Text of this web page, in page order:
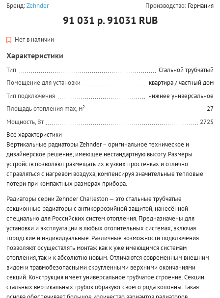
Бренд:Zehnder Производство: Германия
91 031 р. 91031 RUB
Нет в наличии
Характеристики
Тип
Стальной трубчатый
Помещение для установки
квартира / частный дом
Тип подключения
нижнее универсальное
Площадь отопления max, м²
27
Мощность, Вт
2725
Все характеристики
Вертикальные радиаторы Zehnder – оригинальное техническое и
дизайнерское решение, имеющее нестандартную высоту. Размеры
устройств позволяют размещать их в узких простенках и отлично
справляться с нагревом воздуха, компенсируя значительные тепловые
потери при компактных размерах прибора.
Радиаторы серии Zehnder Charleston — это стальные трубчатые
секционные радиаторы с антикоррозийной защитой, нанесённой
специально для Российских систем отопления. Предназначены для
установки и эксплуатации в любых отопительных системах, включая
городские и индивидуальные. Различные возможности подключения
позволяют осуществлять монтаж как к уже имеющимся системам
отопления, так и к абсолютно новым. Отличаются современным внешним
видом и травмобезопасными скругленными верхними окончаниями
секций. Конструкция имеет универсальное трубчатое строение. Секции
стальных вертикальных трубок образуют своего рода колонны. Такая